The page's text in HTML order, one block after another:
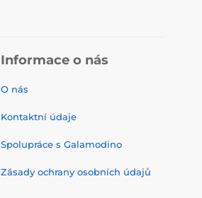
Informace o nás
O nás
Kontaktní údaje
Spolupráce s Galamodino
Zásady ochrany osobních údajů